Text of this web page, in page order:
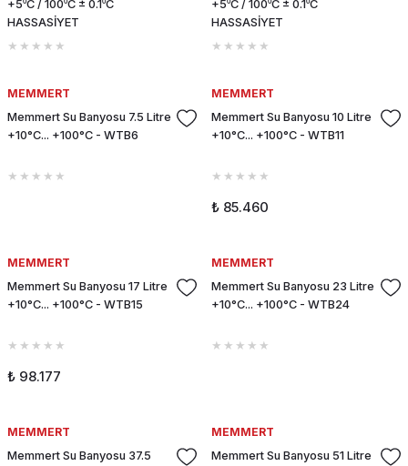
+5⁰C / 100⁰C ± 0.1⁰C
HASSASİYET
+5⁰C / 100⁰C ± 0.1⁰C
HASSASİYET
MEMMERT
Memmert Su Banyosu 7.5 Litre
+10°C... +100°C - WTB6
MEMMERT
Memmert Su Banyosu 10 Litre
+10°C... +100°C - WTB11
₺ 85.460
MEMMERT
Memmert Su Banyosu 17 Litre
+10°C... +100°C - WTB15
₺ 98.177
MEMMERT
Memmert Su Banyosu 23 Litre
+10°C... +100°C - WTB24
MEMMERT
Memmert Su Banyosu 37.5
MEMMERT
Memmert Su Banyosu 51 Litre